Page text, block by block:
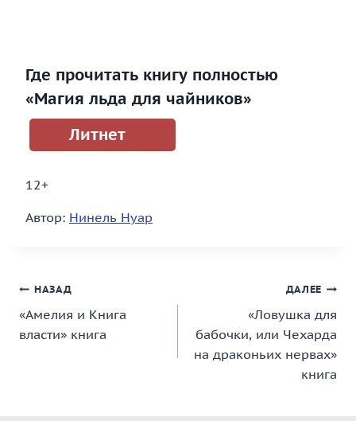
Где прочитать книгу полностью
«Магия льда для чайников»
Литнет
12+
Автор: Нинель Нуар
Навигация
по
записям
НАЗАД
«Амелия и Книга
власти» книга
ДАЛЕЕ
«Ловушка для
бабочки, или Чехарда
на драконьих нервах»
книга